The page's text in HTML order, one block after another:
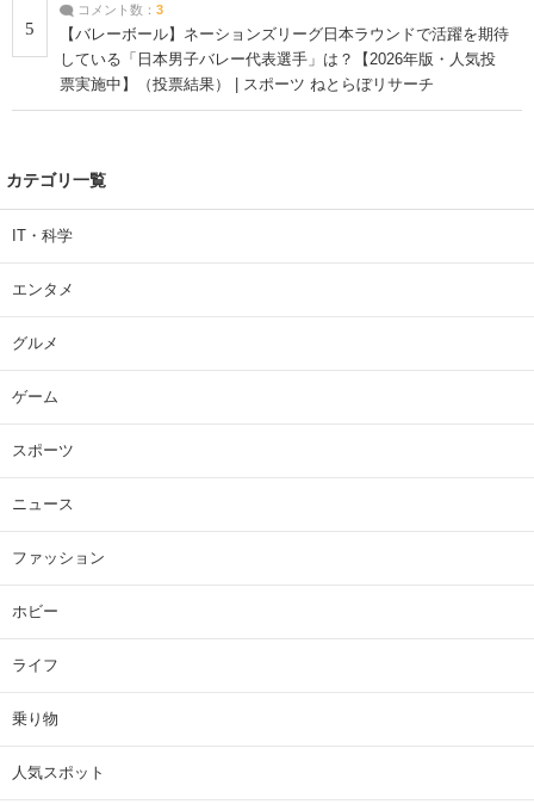
5
コメント数： 3
【バレーボール】ネーションズリーグ日本ラウンドで活躍を期待
している「日本男子バレー代表選手」は？【2026年版・人気投
票実施中】（投票結果） | スポーツ ねとらぼリサーチ
カテゴリ一覧
IT・科学
エンタメ
グルメ
ゲーム
スポーツ
ニュース
ファッション
ホビー
ライフ
乗り物
人気スポット